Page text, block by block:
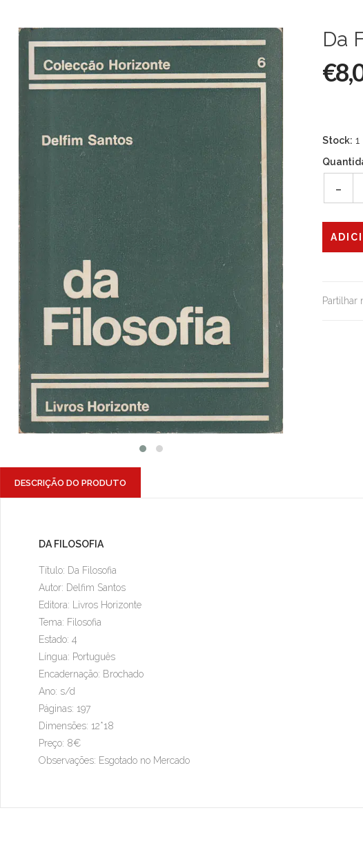
Da
Stock: 1
-
Partilhar
DESCRIÇÃO DO PRODUTO
DA FILOSOFIA
Título: Da Filosofia
Autor: Delfim Santos
Editora: Livros Horizonte
Tema: Filosofia
Estado: 4
Língua: Português
Encadernação: Brochado
Ano: s/d
Páginas: 197
Dimensões: 12*18
Preço: 8€
Observações: Esgotado no Mercado